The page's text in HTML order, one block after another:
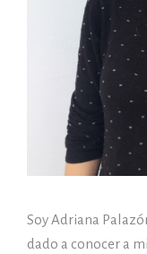
Soy Adriana
dado a conocer a